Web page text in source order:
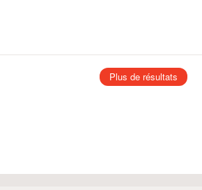
Plus de résultats